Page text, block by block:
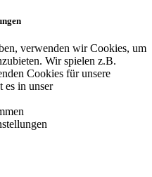
verwenden wir Cookies, um
Wir spielen z.B.
Cookies für unsere
es in unser